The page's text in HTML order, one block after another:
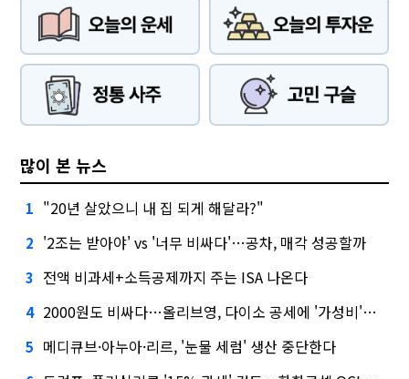
많이 본 뉴스
1 "20년 살았으니 내 집 되게 해달라?"
2 '2조는 받아야' vs '너무 비싸다'…공차, 매각 성공할까
3 전액 비과세+소득공제까지 주는 ISA 나온다
4 2000원도 비싸다…올리브영, 다이소 공세에 '가성비'로 맞불
5 메디큐브·아누아·리르, '눈물 세럼' 생산 중단한다